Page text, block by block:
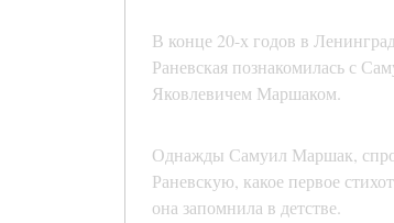
В конце 20-х годов в
Раневская познакомилась с
Яковлевичем Маршаком.
Однажды Самуил Маршак,
Раневскую, какое первое
она запомнила в детстве.